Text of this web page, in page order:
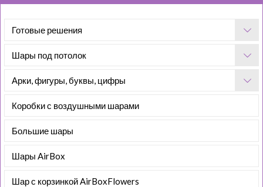
Готовые решения
Шары под потолок
Арки, фигуры, буквы, цифры
Коробки с воздушными шарами
Большие шары
Шары AirBox
Шар с корзинкой AirBoxFlowers